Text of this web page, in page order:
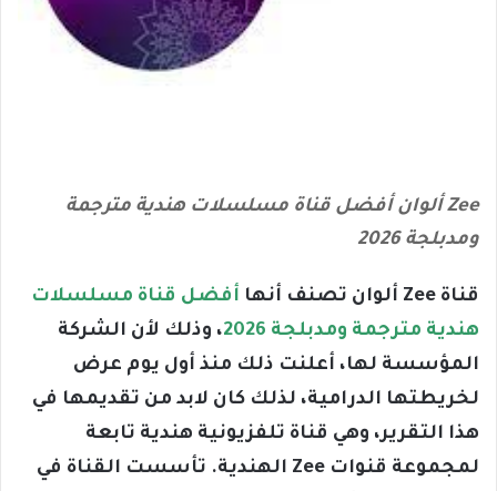
Zee ألوان أفضل قناة مسلسلات هندية مترجمة
ومدبلجة 2026
قناة Zee ألوان تصنف أنها
أفضل قناة مسلسلات
هندية مترجمة ومدبلجة 2026
، وذلك لأن الشركة
المؤسسة لها، أعلنت ذلك منذ أول يوم عرض
لخريطتها الدرامية، لذلك كان لابد من تقديمها في
هذا التقرير، وهي قناة تلفزيونية هندية تابعة
لمجموعة قنوات Zee الهندية. تأسست القناة في